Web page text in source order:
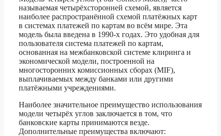
называемая четырёхсторонней схемой, является
наиболее распространённой схемой платёжных карт
в системах платежей по картам во всём мире. Эта
модель была введена в 1990-х годах. Это удобная для
пользователя система платежей по картам,
основанная на межбанковской системе клиринга и
экономической модели, построенной на
многосторонних комиссионных сборах (MIF),
выплачиваемых между банками или другими
платёжными учреждениями.
Наиболее значительное преимущество использования
модели четырёх углов заключается в том, что
банковские карты принимаются везде.
Дополнительные преимущества включают: